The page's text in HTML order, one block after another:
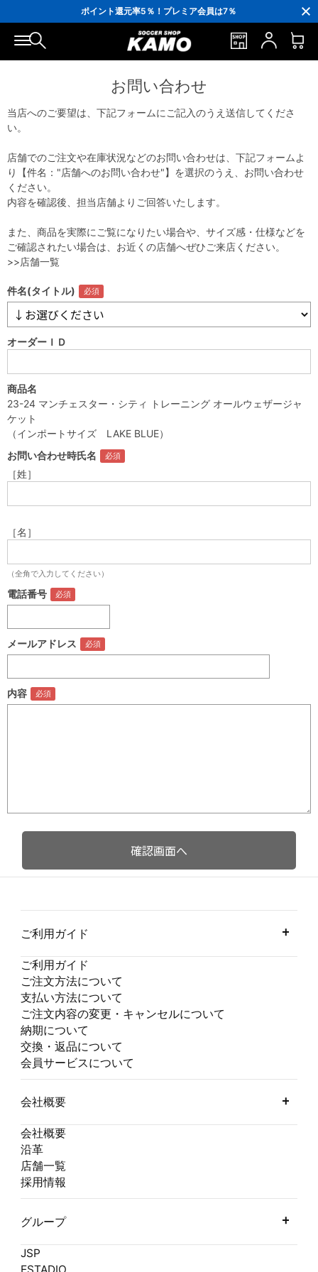
ポイント還元率5％！プレミア会員は7％
会員の方にはお誕生月に「10％OFFクーポン」プレゼント！
16,000円(税込)以上でシューズケースプレゼント！
3,300円(税込)以上で送料無料！
お問い合わせ
当店へのご要望は、下記フォームにご記入のうえ送信してくださ
い。
店舗でのご注文や在庫状況などのお問い合わせは、下記フォームよ
り【件名："店舗へのお問い合わせ"】を選択のうえ、お問い合わせ
ください。
内容を確認後、担当店舗よりご回答いたします。
また、商品を実際にご覧になりたい場合や、サイズ感・仕様などを
ご確認されたい場合は、お近くの店舗へぜひご来店ください。
>>店舗一覧
件名(タイトル)
オーダーＩＤ
商品名
23-24 マンチェスター・シティ トレーニング オールウェザージャ
ケット
（インポートサイズ LAKE BLUE）
お問い合わせ時氏名
［姓］
［名］
（全角で入力してください）
電話番号
メールアドレス
内容
ご利用ガイド
ご利用ガイド
ご注文方法について
支払い方法について
ご注文内容の変更・キャンセルについて
納期について
交換・返品について
会員サービスについて
会社概要
会社概要
沿革
店舗一覧
採用情報
グループ
JSP